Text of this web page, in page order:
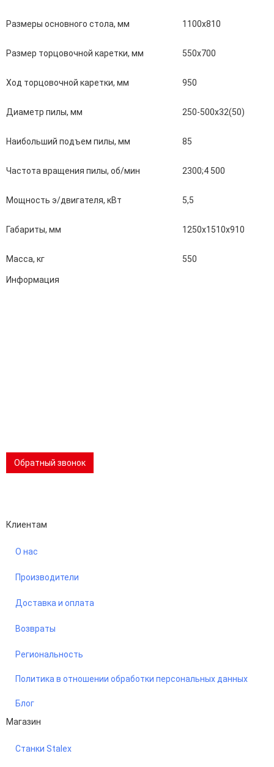
Размеры основного стола, мм 1100х810
Размер торцовочной каретки, мм 550х700
Ход торцовочной каретки, мм 950
Диаметр пилы, мм 250-500х32(50)
Наибольший подъем пилы, мм 85
Частота вращения пилы, об/мин 2300;4 500
Мощность э/двигателя, кВт 5,5
Габариты, мм 1250х1510х910
Масса, кг 550
Информация
Обратный звонок
Клиентам
О нас
Производители
Доставка и оплата
Возвраты
Региональность
Политика в отношении обработки персональных данных
Блог
Магазин
Станки Stalex